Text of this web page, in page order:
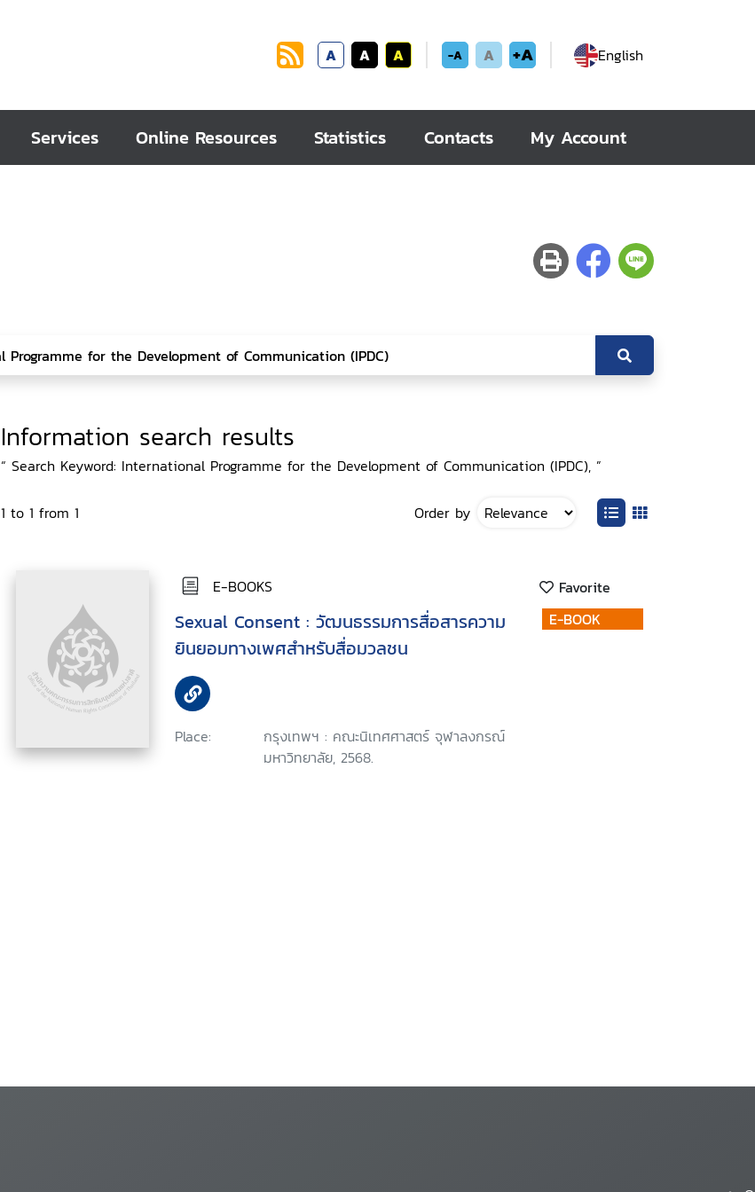
A A A -A A +A English
Services Online Resources Statistics Contacts My Account
Information search results
“ Search Keyword: International Programme for the Development of Communication (IPDC), ”
1 to 1 from 1 Order by
E-BOOKS Favorite
Sexual Consent : วัฒนธรรมการสื่อสารความ
ยินยอมทางเพศสำหรับสื่อมวลชน
Place:
กรุงเทพฯ : คณะนิเทศศาสตร์ จุฬาลงกรณ์
มหาวิทยาลัย, 2568.
E-BOOK